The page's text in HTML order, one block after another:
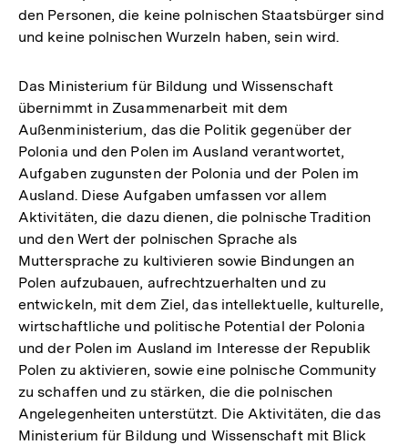
den Personen, die keine polnischen Staatsbürger sind
und keine polnischen Wurzeln haben, sein wird.
Das Ministerium für Bildung und Wissenschaft
übernimmt in Zusammenarbeit mit dem
Außenministerium, das die Politik gegenüber der
Polonia und den Polen im Ausland verantwortet,
Aufgaben zugunsten der Polonia und der Polen im
Ausland. Diese Aufgaben umfassen vor allem
Aktivitäten, die dazu dienen, die polnische Tradition
und den Wert der polnischen Sprache als
Muttersprache zu kultivieren sowie Bindungen an
Polen aufzubauen, aufrechtzuerhalten und zu
entwickeln, mit dem Ziel, das intellektuelle, kulturelle,
wirtschaftliche und politische Potential der Polonia
und der Polen im Ausland im Interesse der Republik
Polen zu aktivieren, sowie eine polnische Community
zu schaffen und zu stärken, die die polnischen
Angelegenheiten unterstützt. Die Aktivitäten, die das
Ministerium für Bildung und Wissenschaft mit Blick